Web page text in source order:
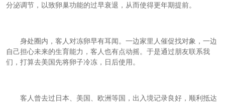
分泌调节，以致卵巢功能的过早衰退，从而使得更年期提前。
身处圈内，客人对冻卵早有耳闻。一边家里人催促找对象，一边
自己担心未来的生育能力，客人也有点动摇。于是通过朋友联系我
们，打算去美国先将卵子冷冻，日后使用。
客人曾去过日本、美国、欧洲等国，出入境记录良好，顺利抵达